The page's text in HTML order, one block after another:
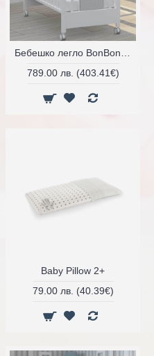
789.00 лв. (403.41€)
Baby Pillow 2+
79.00 лв. (40.39€)